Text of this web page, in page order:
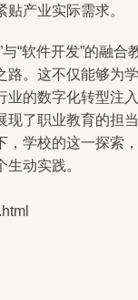
产业实际需求。
“软件开发”的融合
路。这不仅能够为学
业的数字化转型注入
现了职业教育的担当
，学校的这一探索，
动实践。